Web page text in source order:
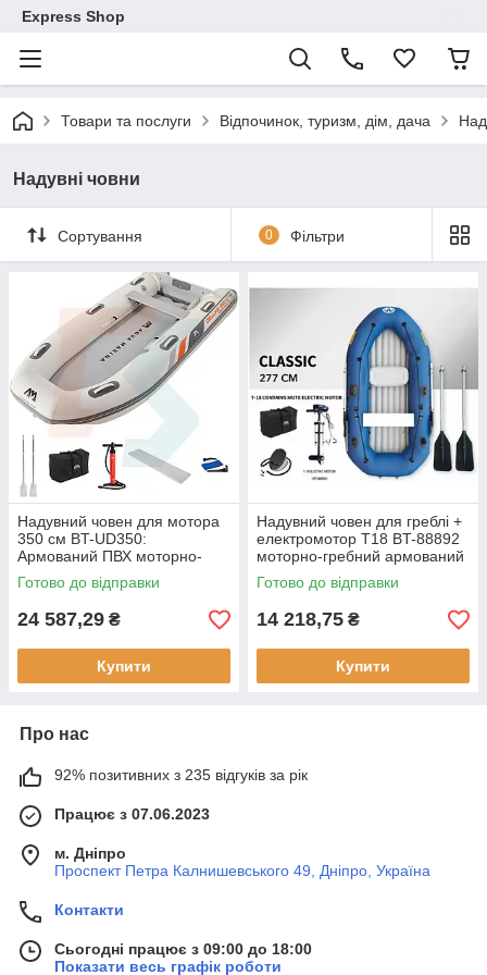
Express Shop
Товари та послуги Відпочинок, туризм, дім, дача
Надувні човни
Сортування 0 Фільтри
Надувний човен для мотора
350 см BT-UD350:
Армований ПВХ моторно-
гребний вбудований транць
легкість транспортування
Готово до відправки
24 587,29 ₴
Купити
Надувний човен для греблі +
електромотор T18 BT-88892
моторно-гребний армований
ПВХ сірий
Готово до відправки
14 218,75 ₴
Купити
Про нас
92% позитивних з 235 відгуків за рік
Працює з 07.06.2023
м. Дніпро
Проспект Петра Калнишевського 49, Дніпро, Україна
Контакти
Сьогодні працює з 09:00 до 18:00
Показати весь графік роботи